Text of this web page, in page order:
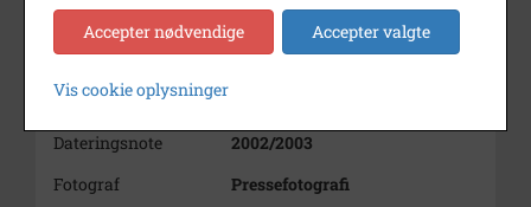
Majsvej 19 9.a
Skoleinspektør Niels Ditlevsen
til højre
Årstal
Dateringsnote
2002/2003
Fotograf
Pressefotografi
Accepter nødvendige Accepter valgte
Vis cookie oplysninger